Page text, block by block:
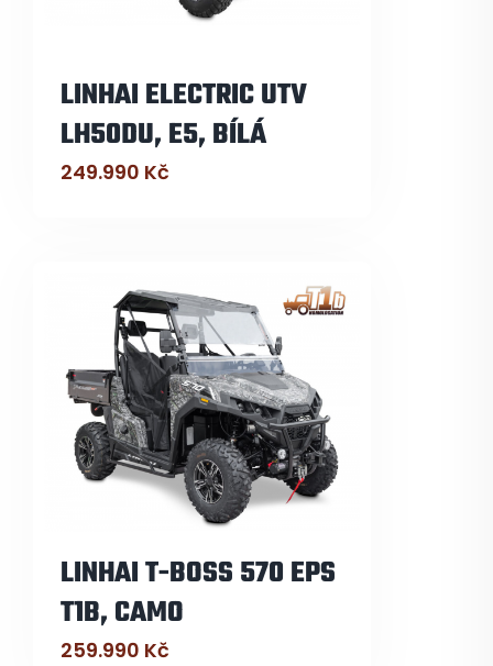
LINHAI ELECTRIC UTV
LH50DU, E5, BÍLÁ
249.990 Kč
LINHAI T-BOSS 570 EPS
T1B, CAMO
259.990 Kč